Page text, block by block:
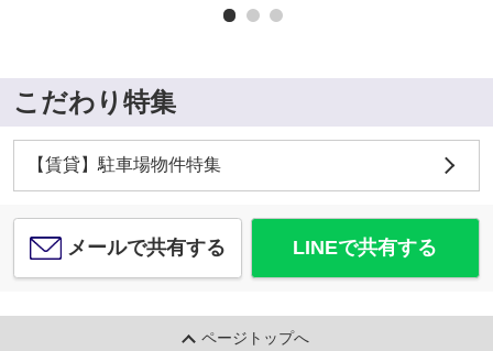
こだわり特集
【賃貸】駐車場物件特集
メールで共有する LINEで共有する
ページトップへ